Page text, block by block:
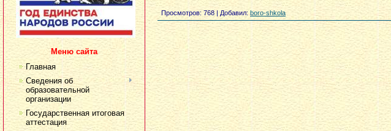
Меню сайта
Главная
Сведения об
образовательной
организации
Государственная итоговая
аттестация
Просмотров: 768 |Добавил: boro-shkola